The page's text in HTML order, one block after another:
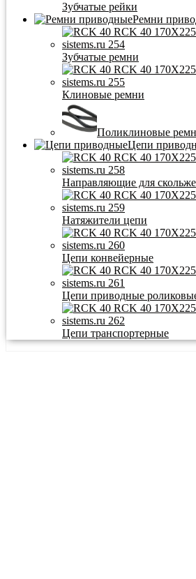
Зубчатые рейки
Ремни
Зубчатые ремни
Клиновые ремни
Поликлиновые
Цепи
Направляющие для
Натяжители цепи
Цепи конвейерные
Цепи приводные
Цепи транспортерные